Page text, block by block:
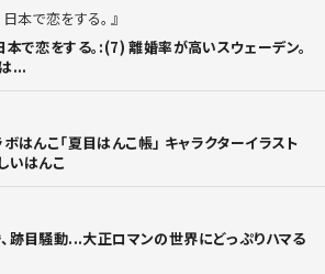
本で恋をする。
本で恋をする。:(7) 離婚率が高いスウェーデン。
...
はんこ「夏目はんこ帳」 キャラクターイラスト
いはんこ
跡目騒動...大正ロマンの世界にどっぷりハマる